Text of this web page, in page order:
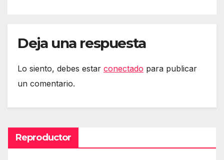
Deja una respuesta
Lo siento, debes estar conectado para publicar
un comentario.
Reproductor